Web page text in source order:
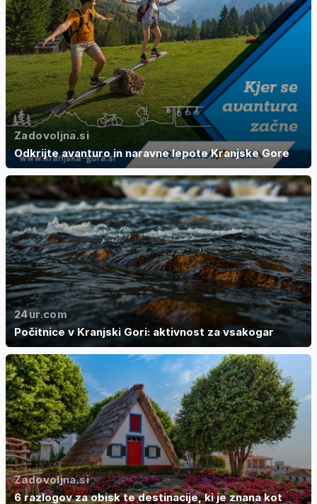
Zadovoljna.si
Odkrijte avanturo in naravne lepote Kranjske Gore
24ur.com
Počitnice v Kranjski Gori: aktivnost za vsakogar
Zadovoljna.si
6 razlogov za obisk te destinacije, ki je znana kot